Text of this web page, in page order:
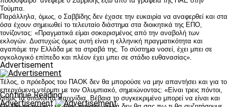
Τούμπα.
Παράλληλα, όμως, ο Σαββίδης δεν έχασε την ευκαιρία να αναφερθεί και στα
όσα έχουν σημειωθεί το τελευταίο διάστημα στα διοικητικά της ΕΠΟ,
τονίζοντας: «Πραγματικά είμαι σοκαρισμένος από την αναβολή των
εκλογών. Δυστυχώς όμως αυτή είναι η ελληνική πραγματικότητα και
αγαπάμε την Ελλάδα με τα στραβά της. Το σύστημα νοσεί, έχει μπει σε
ογκολογικό επίπεδο και πλέον έχει μπει σε στάδιο ευθανασίας».
Advertisement
Τέλος, ο πρόεδρος του ΠΑΟΚ δεν θα μπορούσε να μην απαντήσει και για το
επερχόμενο ντέρμπι με τον Ολυμπιακό, σημειώνοντας: «Είναι τρεις πόντοι,
όπως τα υπόλοιπα παιχνίδια. Βέβαια το συγκεκριμένο μπορεί να είναι και
Continue Reading
Advertisement